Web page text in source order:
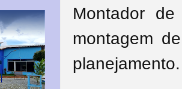
Montador
montagem
planejamento.